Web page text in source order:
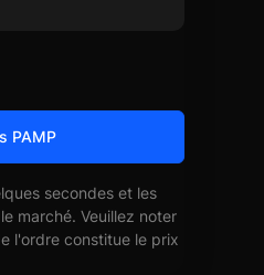
PAMP
secondes et les
marché. Veuillez noter
l'ordre constitue le prix